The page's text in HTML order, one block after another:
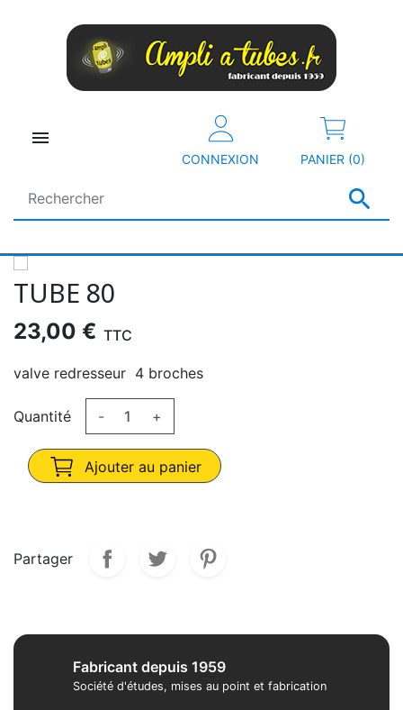


CONNEXION PANIER (0)
TUBE 80
23,00 € TTC
valve redresseur 4 broches
Quantité - +
Ajouter au panier
Partager
Fabricant depuis 1959
Société d'études, mises au point et fabrication